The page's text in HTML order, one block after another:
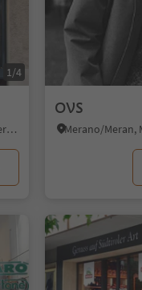
1/4
Merano/Meran, Meran/Merano, Meran/Merano and environs
OVS